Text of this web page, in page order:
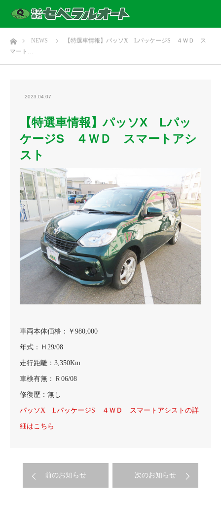
ホームNEWS
【特選車情報】パッソX LパッケージS ４ＷＤ ス
マート…
2023.04.07
【特選車情報】パッソX Lパッ
ケージS ４ＷＤ スマートアシ
スト
車両本体価格：￥980,000
年式：Ｈ29/08
走行距離：3,350Km
車検有無：Ｒ06/08
修復歴：無し
パッソX LパッケージS ４ＷＤ スマートアシストの詳
細はこちら
前のお知らせ 次のお知らせ